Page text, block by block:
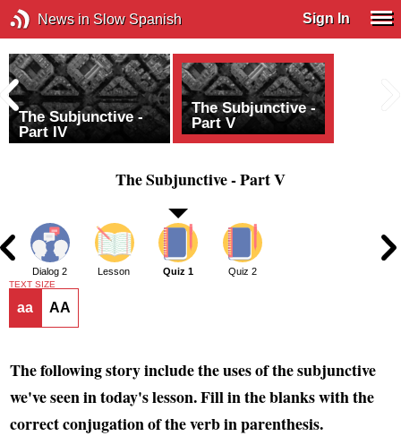
News in Slow Spanish Sign In
The Subjunctive -
Part IV
The Subjunctive -
Part V
The Subjunctive - Part V
Dialog 2 Lesson Quiz 1 Quiz 2
TEXT SIZE
aa AA
The following story include the uses of the subjunctive
we've seen in today's lesson. Fill in the blanks with the
correct conjugation of the verb in parenthesis.